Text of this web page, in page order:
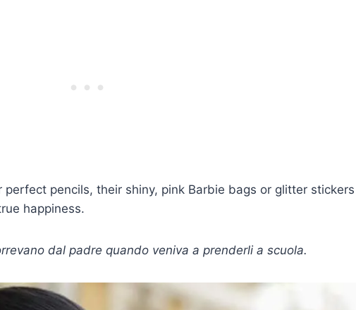
perfect pencils, their shiny, pink Barbie bags or glitter stickers
happiness.
dal padre quando veniva a prenderli a scuola.